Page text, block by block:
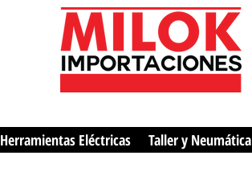
Herramientas Eléctricas Taller y Neumática